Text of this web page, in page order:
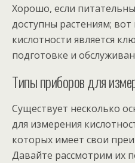
Хорошо, если
доступны растениям;
кислотности является
подготовке и
Типы приборов для
Существует несколько
для измерения
которых имеет свои
Давайте рассмотрим их